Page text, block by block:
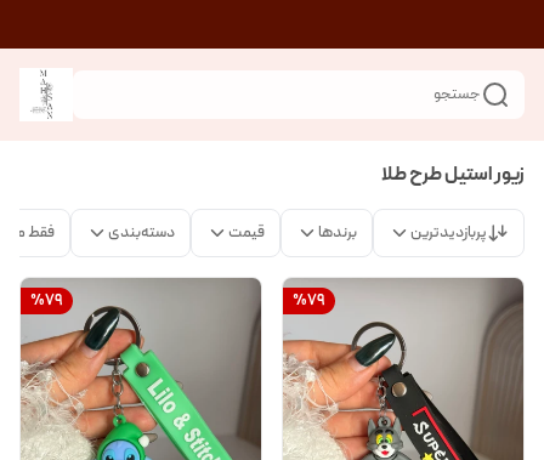
جستجو
زیور استیل طرح طلا
پربازدیدترین برندها قیمت دسته‌بندی فقط
%79
%79